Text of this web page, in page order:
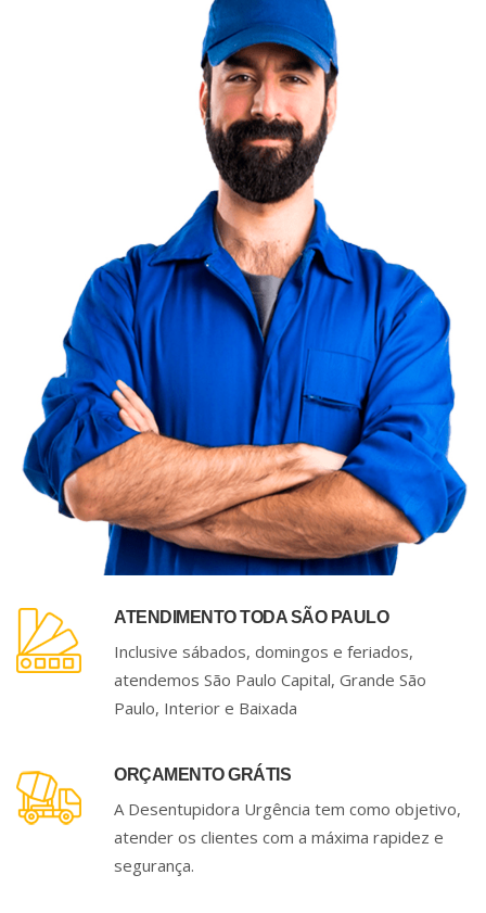
ATENDIMENTO TODA SÃO PAULO
Inclusive sábados, domingos e feriados,
atendemos São Paulo Capital, Grande São
Paulo, Interior e Baixada
ORÇAMENTO GRÁTIS
A Desentupidora Urgência tem como objetivo,
atender os clientes com a máxima rapidez e
segurança.